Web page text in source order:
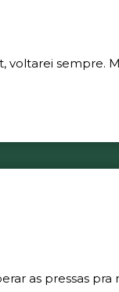
voltarei
as pressas